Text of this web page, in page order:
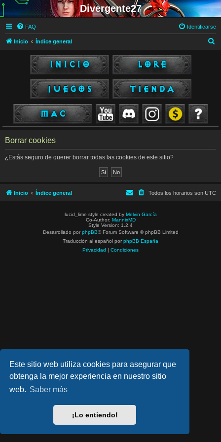
Este sitio web utiliza cookies para asegurar que
obtenga la mejor experiencia en nuestro sitio
web. Saber más
¡Lo entiendo!
Divergente27
FAQ Identificarse
Inicio Índice general
Borrar cookies
¿Estás seguro de querer borrar todas las cookies de este sitio?
Inicio Índice general Todos los horarios son UTC
lucid_lime style created by Melvin García
Co-Author: MannixMD
Style Version: 1.2.4
Desarrollado por phpBB® Forum Software © phpBB Limited
Traducción al español por phpBB España
Privacidad | Condiciones